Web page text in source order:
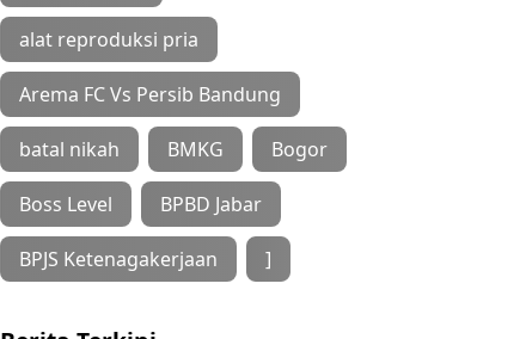
alat reproduksi pria
Arema FC Vs Persib Bandung
batal nikah BMKG Bogor
Boss Level BPBD Jabar
BPJS Ketenagakerjaan ]